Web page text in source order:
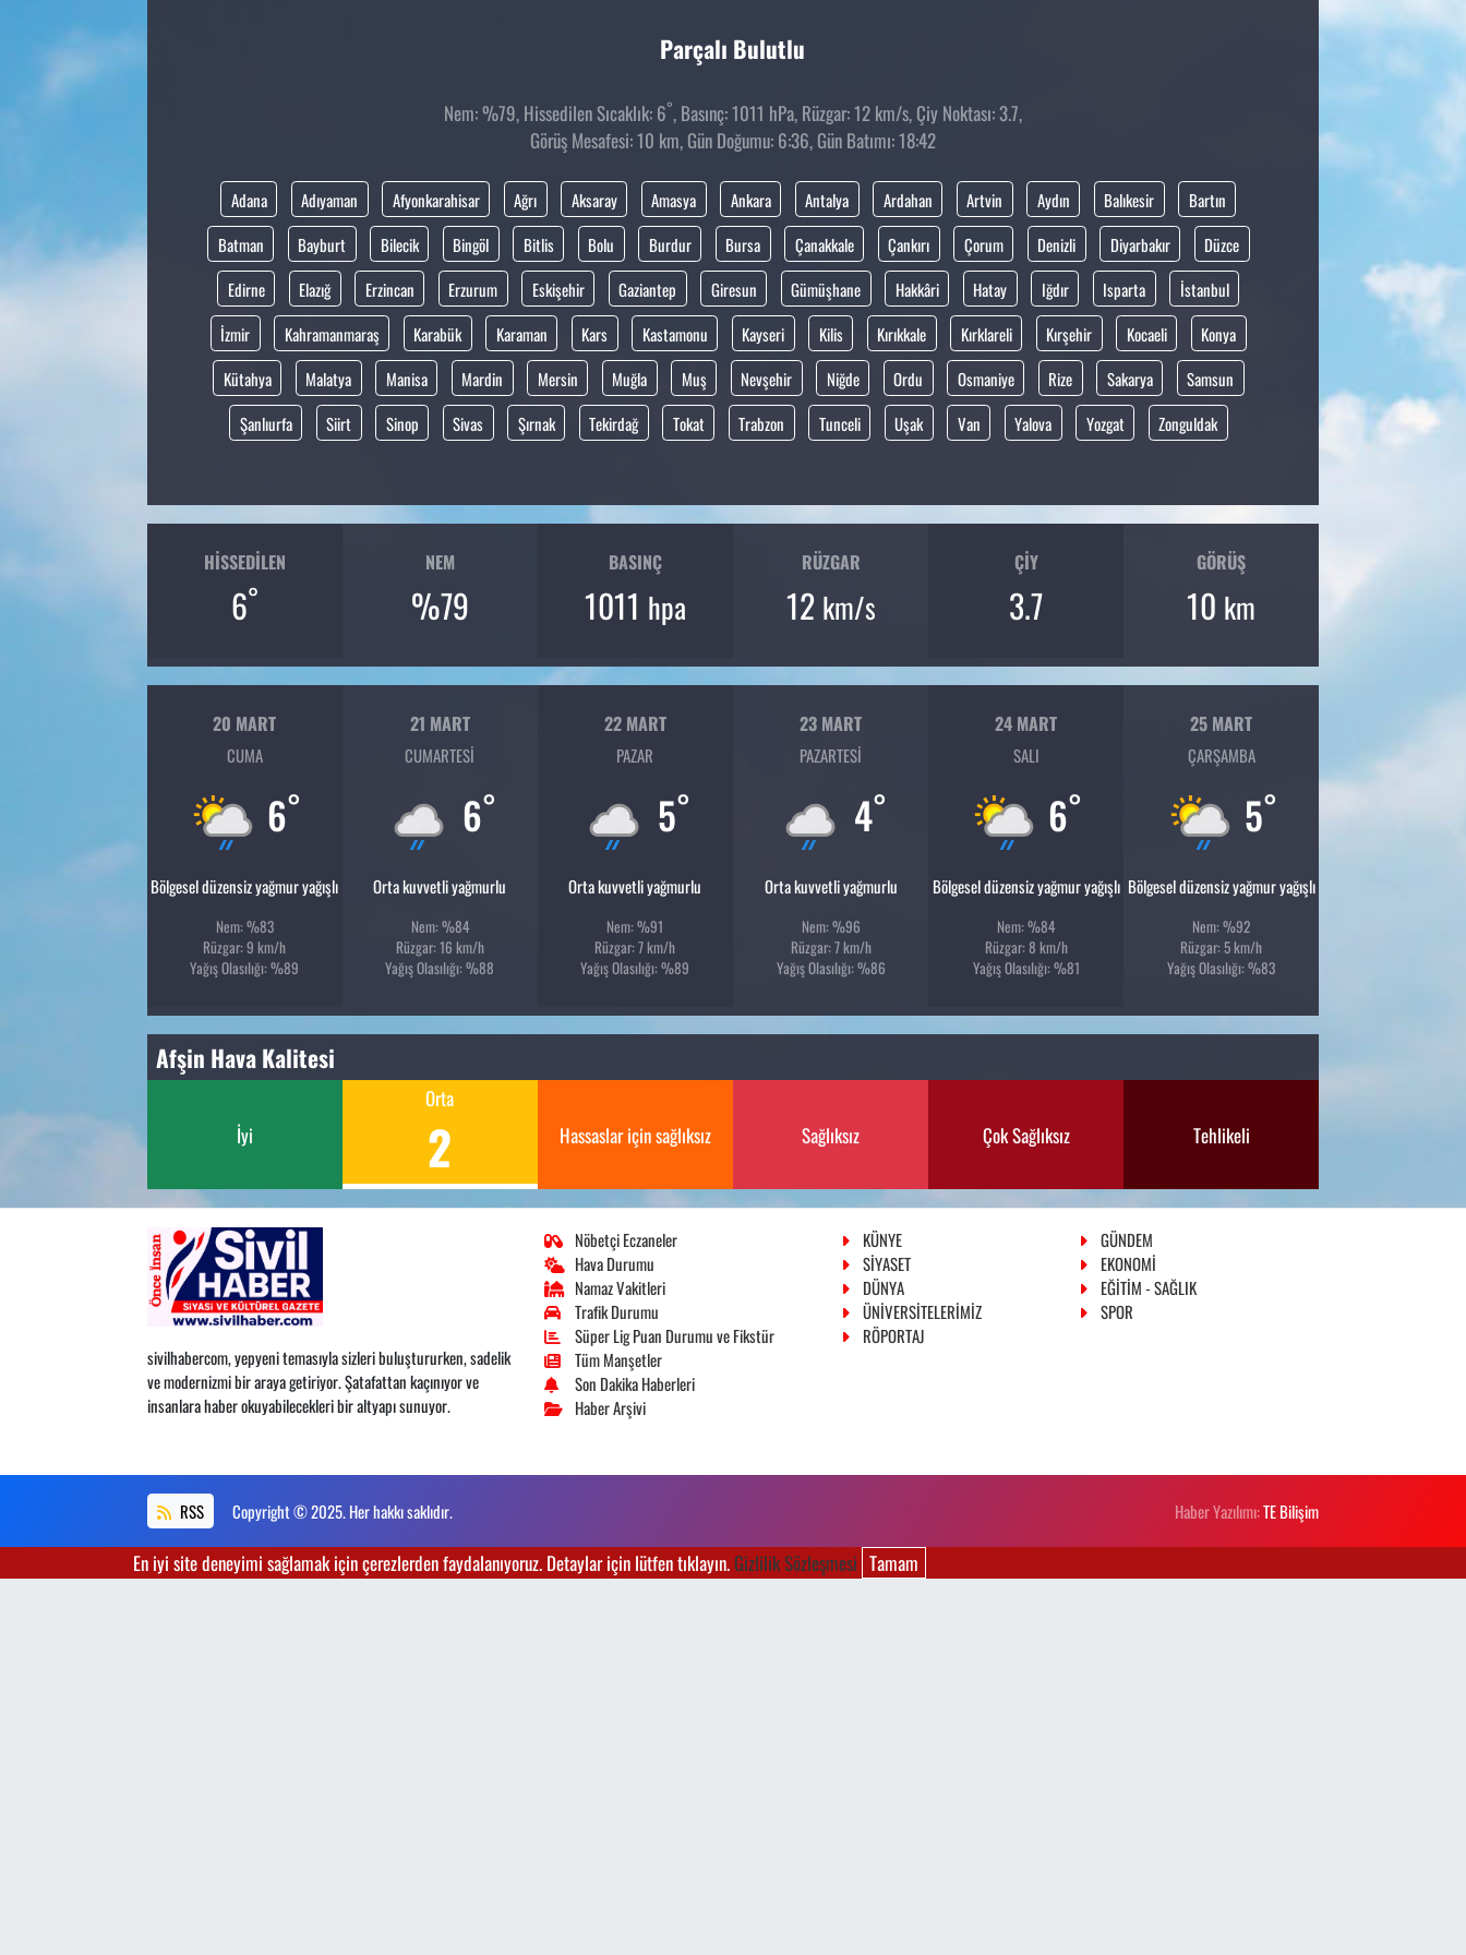
Parçalı Bulutlu
Nem: %79, Hissedilen Sıcaklık: 6°, Basınç: 1011 hPa, Rüzgar: 12 km/s, Çiy Noktası: 3.7,
Görüş Mesafesi: 10 km, Gün Doğumu: 6:36, Gün Batımı: 18:42
Adana Adıyaman Afyonkarahisar Ağrı Aksaray Amasya Ankara Antalya Ardahan Artvin Aydın Balıkesir
Bartın
Batman
Bayburt Bilecik Bingöl Bitlis Bolu Burdur Bursa Çanakkale Çankırı Çorum Denizli Diyarbakır
Düzce
Edirne
Elazığ Erzincan Erzurum Eskişehir Gaziantep Giresun Gümüşhane Hakkâri Hatay Iğdır Isparta
İstanbul
İzmir
Kahramanmaraş Karabük Karaman Kars Kastamonu Kayseri Kilis Kırıkkale Kırklareli Kırşehir Kocaeli
Konya
Kütahya
Malatya Manisa Mardin Mersin Muğla Muş Nevşehir Niğde Ordu Osmaniye Rize Sakarya
Samsun
Şanlıurfa
Siirt Sinop Sivas Şırnak Tekirdağ Tokat Trabzon Tunceli Uşak Van Yalova Yozgat Zonguldak
HISSEDILEN
6°
NEM
%79
BASINÇ
1011 hpa
RÜZGAR
12 km/s
ÇIY
3.7
GÖRÜŞ
10 km
20 MART
CUMA
6°
Bölgesel düzensiz yağmur yağışlı
Nem: %83
Rüzgar: 9 km/h
Yağış Olasılığı: %89
21 MART
CUMARTESI
6°
Orta kuvvetli yağmurlu
Nem: %84
Rüzgar: 16 km/h
Yağış Olasılığı: %88
22 MART
PAZAR
5°
Orta kuvvetli yağmurlu
Nem: %91
Rüzgar: 7 km/h
Yağış Olasılığı: %89
23 MART
PAZARTESI
4°
Orta kuvvetli yağmurlu
Nem: %96
Rüzgar: 7 km/h
Yağış Olasılığı: %86
24 MART
SALI
6°
Bölgesel düzensiz yağmur yağışlı
Nem: %84
Rüzgar: 8 km/h
Yağış Olasılığı: %81
25 MART
ÇARŞAMBA
5°
Bölgesel düzensiz yağmur yağışlı
Nem: %92
Rüzgar: 5 km/h
Yağış Olasılığı: %83
Afşin Hava Kalitesi
İyi
Orta
2 Hassaslar için sağlıksız Sağlıksız Çok Sağlıksız Tehlikeli
sivilhabercom, yepyeni temasıyla sizleri buluştururken, sadelik
ve modernizmi bir araya getiriyor. Şatafattan kaçınıyor ve
insanlara haber okuyabilecekleri bir altyapı sunuyor.
Nöbetçi Eczaneler
Hava Durumu
Namaz Vakitleri
Trafik Durumu
Süper Lig Puan Durumu ve Fikstür
Tüm Manşetler
Son Dakika Haberleri
Haber Arşivi
KÜNYE
GÜNDEM
SİYASET
EKONOMİ
DÜNYA
EĞİTİM - SAĞLIK
ÜNİVERSİTELERİMİZ
SPOR
RÖPORTAJ
RSS Copyright © 2025. Her hakkı saklıdır. Haber Yazılımı:TE Bilişim
En iyi site deneyimi sağlamak için çerezlerden faydalanıyoruz. Detaylar için lütfen tıklayın.Gizlilik Sözleşmesi Tamam